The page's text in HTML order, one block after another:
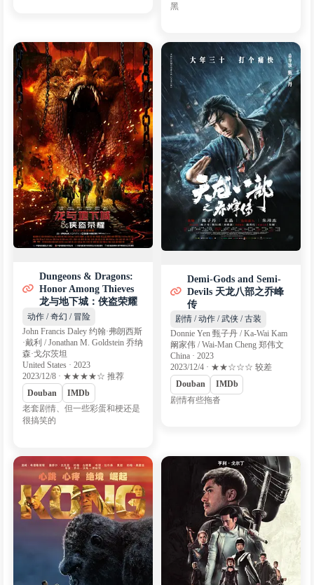
黑
Dungeons & Dragons:
Honor Among Thieves
龙与地下城：侠盗荣耀
动作 / 奇幻 / 冒险
John Francis Daley 约翰·弗朗西斯
·戴利 / Jonathan M. Goldstein 乔纳
森·戈尔茨坦
United States · 2023
2023/12/8 · ★★★★☆ 推荐
Douban
IMDb
老套剧情、但一些彩蛋和梗还是
很搞笑的
Demi-Gods and Semi-
Devils 天龙八部之乔峰
传
剧情 / 动作 / 武侠 / 古装
Donnie Yen 甄子丹 / Ka-Wai Kam
阚家伟 / Wai-Man Cheng 郑伟文
China · 2023
2023/12/4 · ★★☆☆☆ 较差
Douban
IMDb
剧情有些拖沓